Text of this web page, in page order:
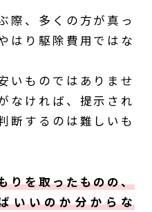
際、多くの方が真っ
はり駆除費用ではな
いものではありませ
なければ、提示され
断するのは難しいも
りを取ったものの、
いいのか分からな